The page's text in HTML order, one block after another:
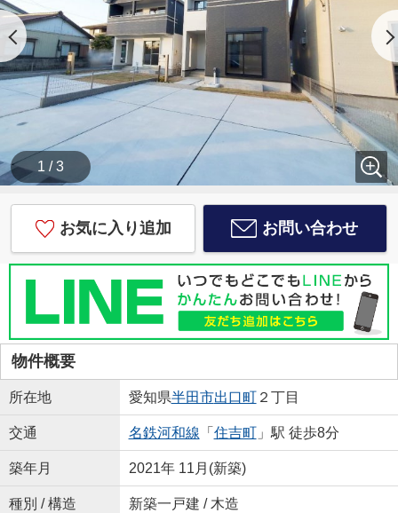
1 / 3
お気に入り追加 お問い合わせ
物件概要
所在地 愛知県半田市出口町２丁目
交通 名鉄河和線 「 住吉町」駅 徒歩8分
築年月 2021年 11月(新築)
種別 / 構造 新築一戸建 / 木造